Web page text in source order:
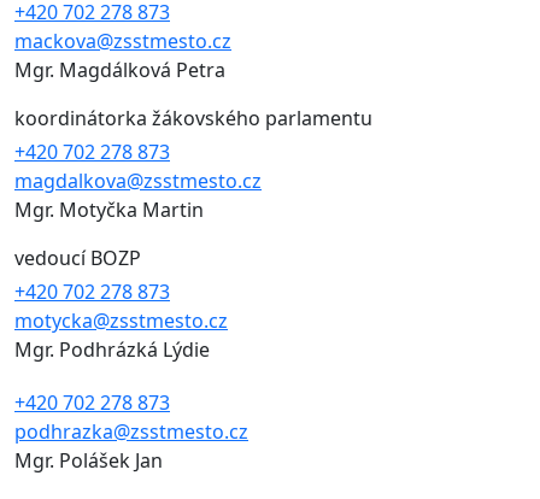
+420 702 278 873
mackova@zsstmesto.cz
Mgr. Magdálková Petra
koordinátorka žákovského parlamentu
+420 702 278 873
magdalkova@zsstmesto.cz
Mgr. Motyčka Martin
vedoucí BOZP
+420 702 278 873
motycka@zsstmesto.cz
Mgr. Podhrázká Lýdie
+420 702 278 873
podhrazka@zsstmesto.cz
Mgr. Polášek Jan